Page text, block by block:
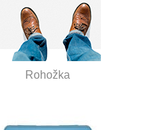
Rohožka